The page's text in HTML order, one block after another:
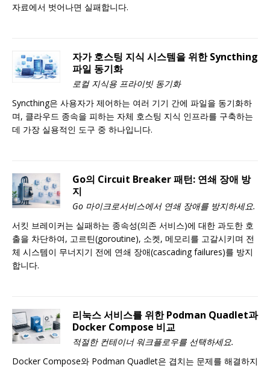
자료에서 벗어나면 실패합니다.
자가 호스팅 지식 시스템을 위한 Syncthing
파일 동기화
로컬 지식용 프라이빗 동기화
Syncthing은 사용자가 제어하는 여러 기기 간에 파일을 동기화하
며, 클라우드 종속을 피하는 자체 호스팅 지식 인프라를 구축하는
데 가장 실용적인 도구 중 하나입니다.
Go의 Circuit Breaker 패턴: 연쇄 장애 방
지
Go 마이크로서비스에서 연쇄 장애를 방지하세요.
서킷 브레이커는 실패하는 종속성(의존 서비스)에 대한 과도한 호
출을 차단하여, 고르틴(goroutine), 소켓, 메모리를 고갈시키며 전
체 시스템이 무너지기 전에 연쇄 장애(cascading failures)를 방지
합니다.
리눅스 서비스를 위한 Podman Quadlet과
Docker Compose 비교
적절한 컨테이너 워크플로우를 선택하세요.
Docker Compose와 Podman Quadlet은 겹치는 문제를 해결하지